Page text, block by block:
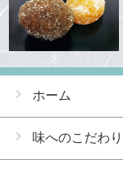
ホーム
味へのこだわり